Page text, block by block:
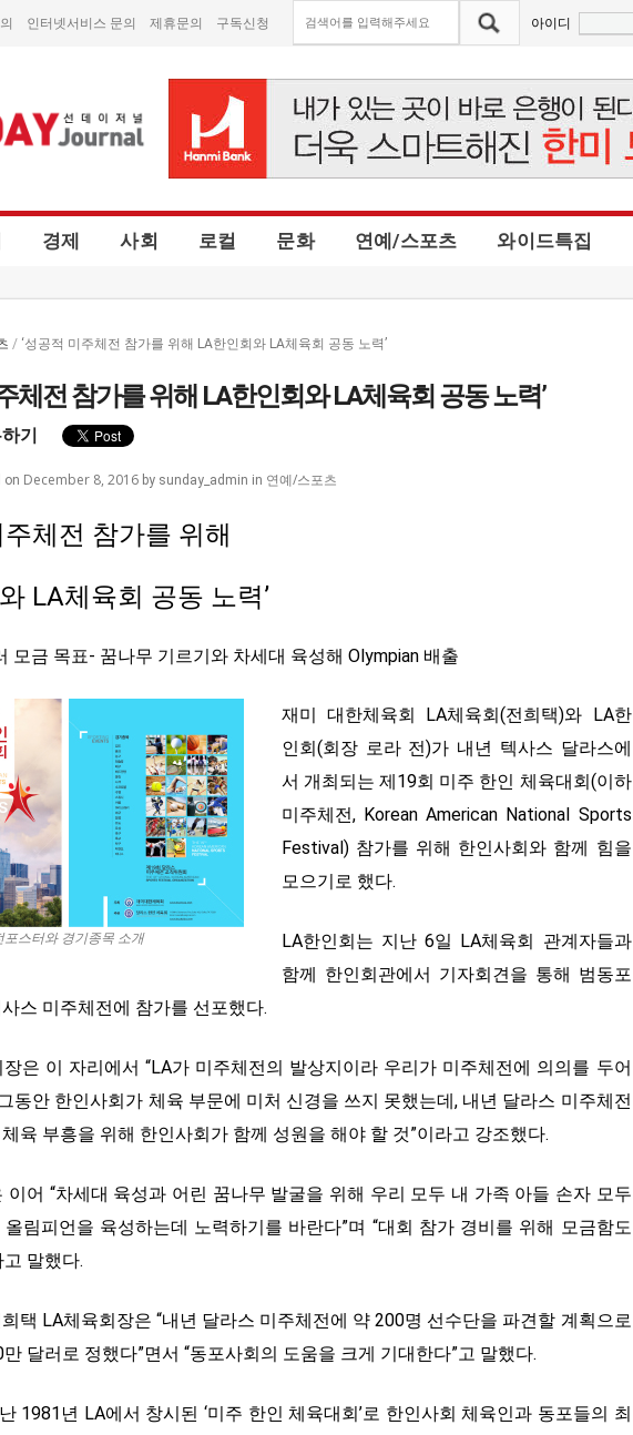
인터넷서비스 문의 제휴문의 구독신청 아이디
경제 사회 로컬 문화 연예/스포츠 와이드특집
/ ‘성공적 미주체전 참가를 위해 LA한인회와 LA체육회 공동 노력’
체전 참가를 위해 LA한인회와 LA체육회 공동 노력’
기
on December 8, 2016 by sunday_admin in 연예/스포츠
주체전 참가를 위해
LA체육회 공동 노력’
모금 목표- 꿈나무 기르기와 차세대 육성해 Olympian 배출
스터와 경기종목 소개
재미 대한체육회 LA체육회(전희택)와 LA한
인회(회장 로라 전)가 내년 텍사스 달라스에
서 개최되는 제19회 미주 한인 체육대회(이하
미주체전, Korean American National Sports
Festival) 참가를 위해 한인사회와 함께 힘을
모으기로 했다.
LA한인회는 지난 6일 LA체육회 관계자들과
함께 한인회관에서 기자회견을 통해 범동포
스 미주체전에 참가를 선포했다.
은 이 자리에서 “LA가 미주체전의 발상지이라 우리가 미주체전에 의의를 두어
동안 한인사회가 체육 부문에 미처 신경을 쓰지 못했는데, 내년 달라스 미주체전
육 부흥을 위해 한인사회가 함께 성원을 해야 할 것”이라고 강조했다.
이어 “차세대 육성과 어린 꿈나무 발굴을 위해 우리 모두 내 가족 아들 손자 모두
림피언을 육성하는데 노력하기를 바란다”며 “대회 참가 경비를 위해 모금함도
말했다.
택 LA체육회장은 “내년 달라스 미주체전에 약 200명 선수단을 파견할 계획으로
달러로 정했다”면서 “동포사회의 도움을 크게 기대한다”고 말했다.
1981년 LA에서 창시된 ‘미주 한인 체육대회’로 한인사회 체육인과 동포들의 최